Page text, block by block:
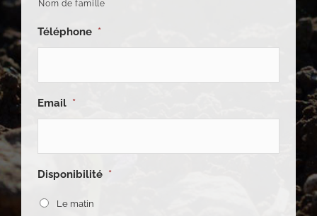
Nom de famille
Téléphone *
Email *
Disponibilité *
Le matin